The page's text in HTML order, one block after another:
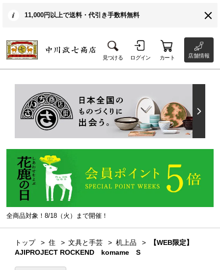
11,000円以上で送料・代引き手数料無料
見つける ログイン カート 店舗情報
全商品対象！8/18（火）まで開催！
トップ 住 文具と手芸 机上品
【WEB限定】
AJIPROJECT ROCKEND komame S